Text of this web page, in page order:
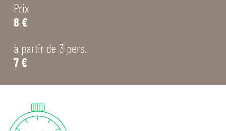
Prix
8 €
à partir de 3 pers.
7 €